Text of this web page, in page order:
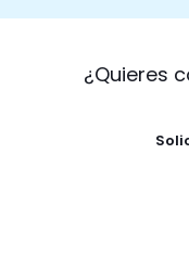
¿Quieres